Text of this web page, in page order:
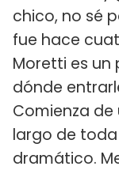
chico, no sé
fue hace
Moretti es un
dónde
Comienza
largo de
dramático.